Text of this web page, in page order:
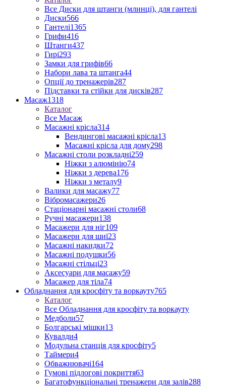
Все Диски для штанги (млинці), для гантелі
Диски566
Гантелі1365
Грифи416
Штанги437
Гирі293
Замки для грифів66
Набори лава та штанга44
Опції до тренажерів287
Підставки та стійки для дисків287
Масаж1318
Каталог
Все Масаж
Масажні крісла314
Вендингові масажні крісла13
Масажні крісла для дому298
Масажні столи розкладні259
Ніжки з алюмінію74
Ніжки з дерева176
Ніжки з металу9
Валики для масажу77
Вібромасажери26
Стаціонарні масажні столи68
Ручні масажери138
Масажери для ніг109
Масажери для шиї23
Масажні накидки72
Масажні подушки56
Масажні стільці23
Аксесуари для масажу59
Масажер для тіла74
Обладнання для кросфіту та воркауту765
Каталог
Все Обладнання для кросфіту та воркауту
Медболи57
Болгарські мішки13
Кувалди4
Модульна станція для кросфіту5
Таймери4
Обважнювачі164
Гумові підлогові покриття63
Багатофункціональні тренажери для залів288